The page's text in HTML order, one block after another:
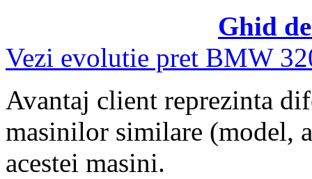
Ghid
Vezi evolutie pret BMW
Avantaj client reprezinta
masinilor similare (model,
acestei masini.